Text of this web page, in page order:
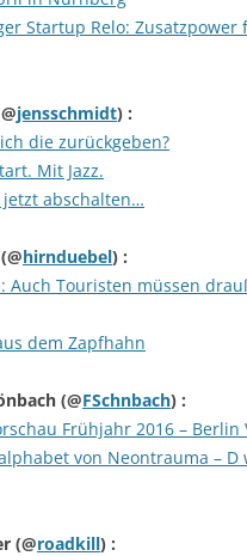
Startup Relo: Zusatzpower
jensschmidt) :
die zurückgeben?
Mit Jazz.
abschalten…
(@hirnduebel) :
Auch Touristen müssen
dem Zapfhahn
(@FSchnbach) :
Frühjahr 2016 – Berlin
von Neontrauma – D
(@roadkill) :